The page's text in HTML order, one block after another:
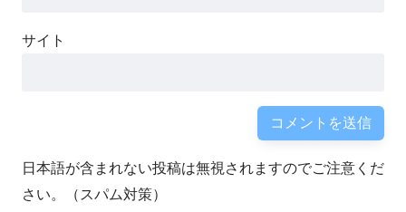
サイト
日本語が含まれない投稿は無視されますのでご注意くだ
さい。（スパム対策）